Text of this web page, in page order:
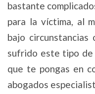
bastante
para la víctima, al
bajo
sufrido este tipo de
que te pongas en
abogados